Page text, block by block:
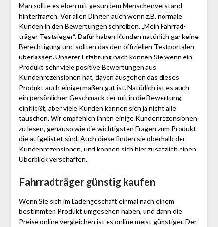
Man sollte es eben mit gesundem Menschenverstand
hinterfragen. Vor allen Dingen auch wenn z.B. normale
Kunden in den Bewertungen schreiben, „Mein Fahr­rad­
träger Testsieger“. Dafür haben Kunden natürlich gar keine
Berechtigung und sollten das den offiziellen Testportalen
überlassen. Unserer Erfahrung nach können Sie wenn ein
Produkt sehr viele positive Bewertungen aus
Kundenrezensionen hat, davon ausgehen das dieses
Produkt auch einigermaßen gut ist. Natürlich ist es auch
ein persönlicher Geschmack der mit in die Bewertung
einfließt, aber viele Kunden können sich ja nicht alle
täuschen. Wir empfehlen ihnen einige Kundenrezensionen
zu lesen, genauso wie die wichtigsten Fragen zum Produkt
die aufgelistet sind. Auch diese finden sie oberhalb der
Kundenrezensionen, und können sich hier zusätzlich einen
Überblick verschaffen.
Fahr­rad­träger günstig kaufen
Wenn Sie sich im Ladengeschäft einmal nach einem
bestimmten Produkt umgesehen haben, und dann die
Preise online vergleichen ist es online meist günstiger. Der